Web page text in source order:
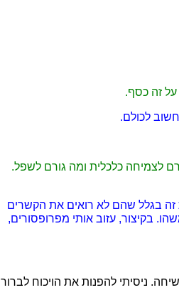
זה כסף.
לכולם.
לצמיחה כלכלית ומה גורם לשפל.
זה בגלל שהם לא רואים את הקשרים
בקיצור, עזוב אותי מפרופסורים,
ניסיתי להפנות את הויכוח לברור